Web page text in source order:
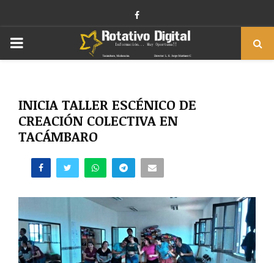
Facebook
PRIMARY
INICIA TALLER ESCÉNICO DE
CREACIÓN COLECTIVA EN
TACÁMBARO